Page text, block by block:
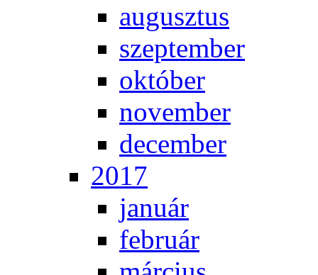
au­gusz­tus
szep­tem­ber
ok­tó­ber
no­vem­ber
de­cem­ber
2017
ja­nu­ár
feb­ru­ár